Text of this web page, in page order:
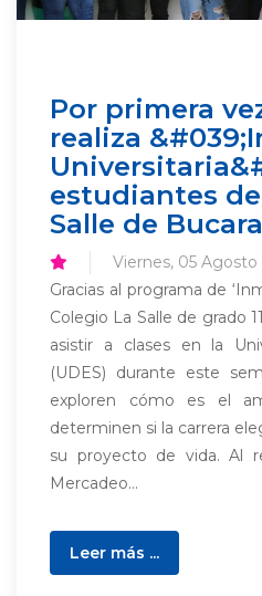
Por primera
realiza
estudiantes
Salle de
Viernes, 05 Agosto
Gracias al programa de
Colegio La Salle de grado
asistir a clases en la
(UDES) durante este
exploren cómo es el
determinen si la carrera
su proyecto de vida. Al
Mercadeo...
Leer más ...